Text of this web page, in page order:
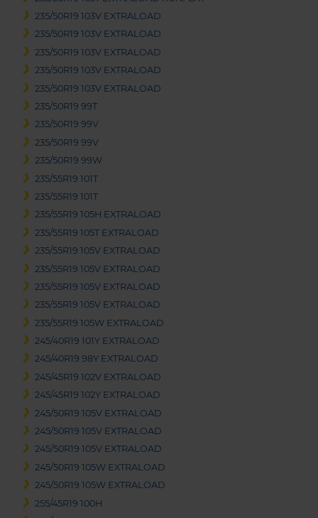
235/50R19 103V EXTRALOAD
235/50R19 103V EXTRALOAD
235/50R19 103V EXTRALOAD
235/50R19 103V EXTRALOAD
235/50R19 103V EXTRALOAD
235/50R19 99T
235/50R19 99V
235/50R19 99V
235/50R19 99W
235/55R19 101T
235/55R19 101T
235/55R19 105H EXTRALOAD
235/55R19 105T EXTRALOAD
235/55R19 105V EXTRALOAD
235/55R19 105V EXTRALOAD
235/55R19 105V EXTRALOAD
235/55R19 105V EXTRALOAD
235/55R19 105W EXTRALOAD
245/40R19 101Y EXTRALOAD
245/40R19 98Y EXTRALOAD
245/45R19 102V EXTRALOAD
245/45R19 102Y EXTRALOAD
245/50R19 105V EXTRALOAD
245/50R19 105V EXTRALOAD
245/50R19 105V EXTRALOAD
245/50R19 105W EXTRALOAD
245/50R19 105W EXTRALOAD
255/45R19 100H